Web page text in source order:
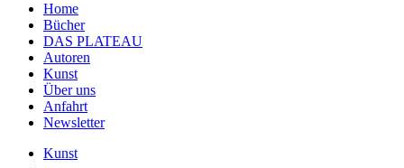
Home
Bücher
DAS PLATEAU
Autoren
Kunst
Über uns
Anfahrt
Newsletter
Kunst